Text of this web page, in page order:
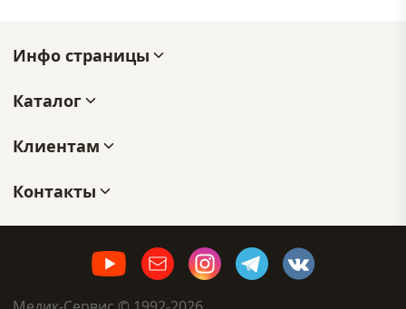
Инфо страницы
Каталог
Клиентам
Контакты